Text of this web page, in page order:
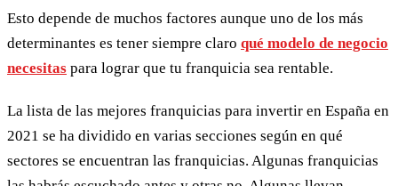
Esto depende de muchos factores aunque uno de los más
determinantes es tener siempre claro qué modelo de negocio
necesitas para lograr que tu franquicia sea rentable.
La lista de las mejores franquicias para invertir en España en
2021 se ha dividido en varias secciones según en qué
sectores se encuentran las franquicias. Algunas franquicias